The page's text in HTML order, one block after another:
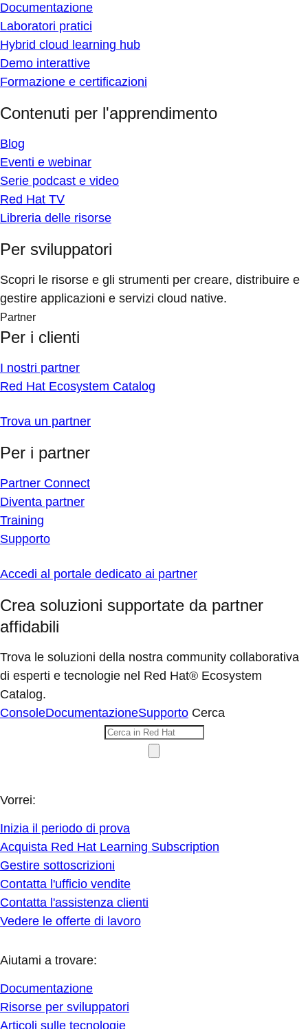
Documentazione
Laboratori pratici
Hybrid cloud learning hub
Demo interattive
Formazione e certificazioni
Contenuti per l'apprendimento
Blog
Eventi e webinar
Serie podcast e video
Red Hat TV
Libreria delle risorse
Per sviluppatori
Scopri le risorse e gli strumenti per creare, distribuire e
gestire applicazioni e servizi cloud native.
Partner
Per i clienti
I nostri partner
Red Hat Ecosystem Catalog
Trova un partner
Per i partner
Partner Connect
Diventa partner
Training
Supporto
Accedi al portale dedicato ai partner
Crea soluzioni supportate da partner
affidabili
Trova le soluzioni della nostra community collaborativa
di esperti e tecnologie nel Red Hat® Ecosystem
Catalog.
ConsoleDocumentazioneSupporto Cerca
Vorrei:
Inizia il periodo di prova
Acquista Red Hat Learning Subscription
Gestire sottoscrizioni
Contatta l'ufficio vendite
Contatta l'assistenza clienti
Vedere le offerte di lavoro
Aiutami a trovare:
Documentazione
Risorse per sviluppatori
Articoli sulle tecnologie